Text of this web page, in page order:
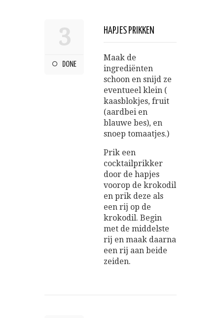
3
DONE
HAPJES PRIKKEN
Maak de
ingrediënten
schoon en snijd ze
eventueel klein (
kaasblokjes, fruit
(aardbei en
blauwe bes), en
snoep tomaatjes.)
Prik een
cocktailprikker
door de hapjes
voorop de krokodil
en prik deze als
een rij op de
krokodil. Begin
met de middelste
rij en maak daarna
een rij aan beide
zeiden.